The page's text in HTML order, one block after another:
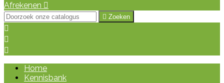
Afrekenen 
 Zoeken



Home
Kennisbank